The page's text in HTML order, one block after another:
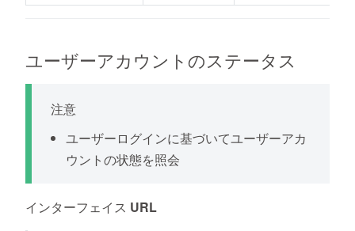
ユーザーアカウントのステータス
注意
ユーザーログインに基づいてユーザーアカ
ウントの状態を照会
インターフェイス URL